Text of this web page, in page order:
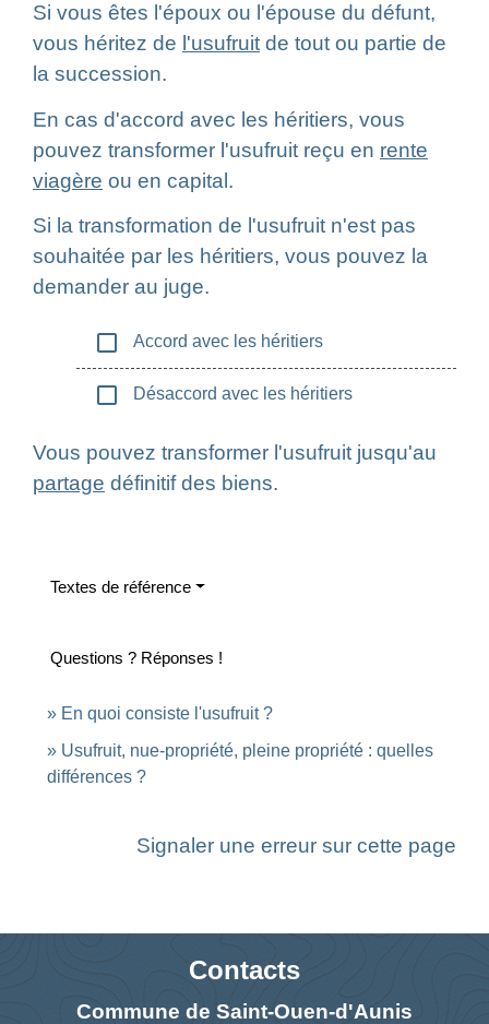
Si vous êtes l'époux ou l'épouse du défunt,
vous héritez de l'usufruit de tout ou partie de
la succession.
En cas d'accord avec les héritiers, vous
pouvez transformer l'usufruit reçu en rente
viagère ou en capital.
Si la transformation de l'usufruit n'est pas
souhaitée par les héritiers, vous pouvez la
demander au juge.
check_box_outline_blank Accord avec les héritiers
check_box_outline_blank Désaccord avec les héritiers
Vous pouvez transformer l'usufruit jusqu'au
partage définitif des biens.
Textes de référence
Questions ? Réponses !
En quoi consiste l'usufruit ?
Usufruit, nue-propriété, pleine propriété : quelles
différences ?
Signaler une erreur sur cette page
Contacts
Commune de Saint-Ouen-d'Aunis